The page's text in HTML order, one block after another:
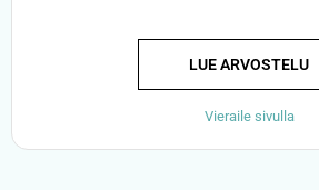
LUE ARVOSTELU
Vieraile sivulla